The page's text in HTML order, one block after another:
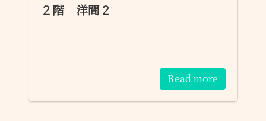
２階 洋間２
Read more